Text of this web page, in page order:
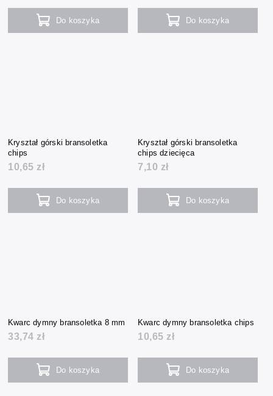
Do koszyka Do koszyka
Kryształ górski bransoletka
chips
10,65 zł
Do koszyka
Kryształ górski bransoletka
chips dziecięca
7,10 zł
Do koszyka
Kwarc dymny bransoletka 8 mm
33,74 zł
Do koszyka
Kwarc dymny bransoletka chips
10,65 zł
Do koszyka